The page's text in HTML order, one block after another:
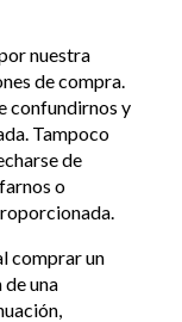
nuestra
de compra.
confundirnos y
Tampoco
de
o
comprar un
una